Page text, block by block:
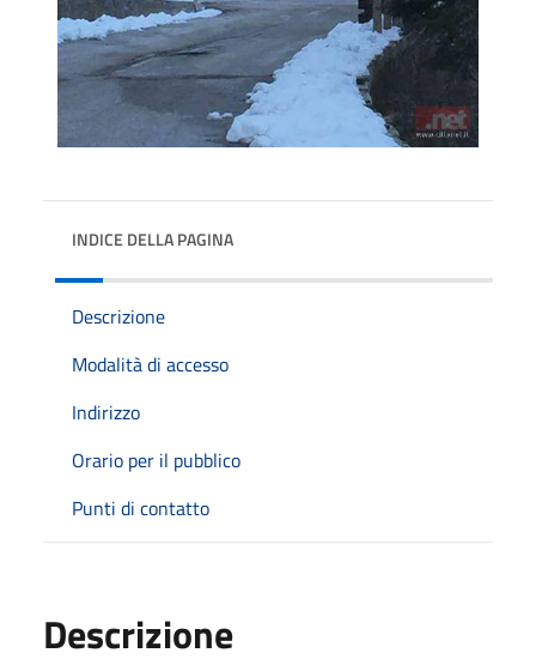
INDICE DELLA PAGINA
Descrizione
Modalità di accesso
Indirizzo
Orario per il pubblico
Punti di contatto
Descrizione